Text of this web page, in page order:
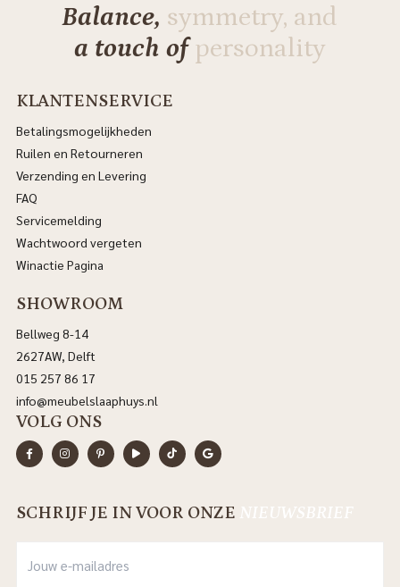
Balance, symmetry, and
a touch ofpersonality
KLANTENSERVICE
Betalingsmogelijkheden
Ruilen en Retourneren
Verzending en Levering
FAQ
Servicemelding
Wachtwoord vergeten
Winactie Pagina
SHOWROOM
Bellweg 8-14
2627AW, Delft
015 257 86 17
info@meubelslaaphuys.nl
VOLG ONS
SCHRIJF JE IN VOOR ONZE NIEUWSBRIEF